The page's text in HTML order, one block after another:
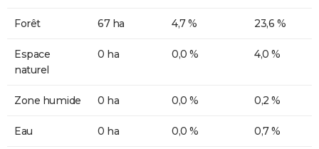
Forêt 67 ha 4,7 % 23,6 %
Espace
naturel
0 ha 0,0 % 4,0 %
Zone humide 0 ha 0,0 % 0,2 %
Eau 0 ha 0,0 % 0,7 %